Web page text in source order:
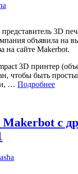
3D
объявила на
на сайте Makerbot.
3D принтер
чтобы быть
… Подробнее
Makerbot с